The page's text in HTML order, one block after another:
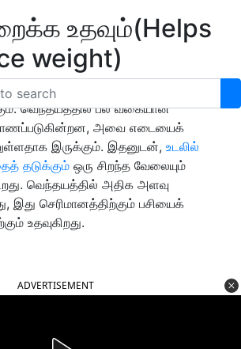
உதவும்(Helps
weight)
உடல் எடையை குறைக்க மிகவும்
வெந்தயத்தில் பல வகையான
அவை எடையைக்
இருக்கும். இதனுடன், உடலில்
தடுக்கும் ஒரு சிறந்த வேலையும்
வெந்தயத்தில் அதிக அளவு
இது செரிமானத்திற்கும் பசியைக்
உதவுகிறது.
ADVERTISEMENT